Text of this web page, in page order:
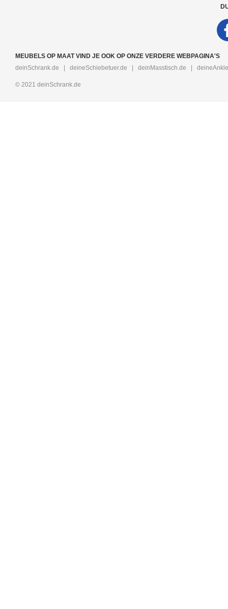
MEUBELS OP MAAT VIND JE OOK OP ONZE VERDERE WEBPAGINA'S
deinSchrank.de | deineSchiebetuer.de | deinMasstisch.de |
© 2021 deinSchrank.de